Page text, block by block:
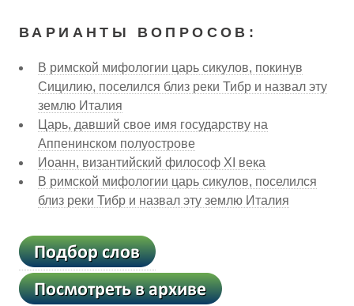
ВАРИАНТЫ ВОПРОСОВ:
В римской мифологии царь сикулов, покинув
Сицилию, поселился близ реки Тибр и назвал эту
землю Италия
Царь, давший свое имя государству на
Аппенинском полуострове
Иоанн, византийский философ XI века
В римской мифологии царь сикулов, поселился
близ реки Тибр и назвал эту землю Италия